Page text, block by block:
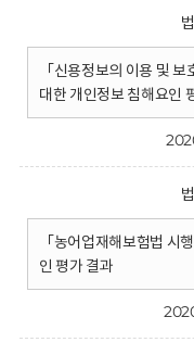
「신용정보의 이용 및
대한 개인정보 침해요인
「농어업재해보험법 시
인 평가 결과